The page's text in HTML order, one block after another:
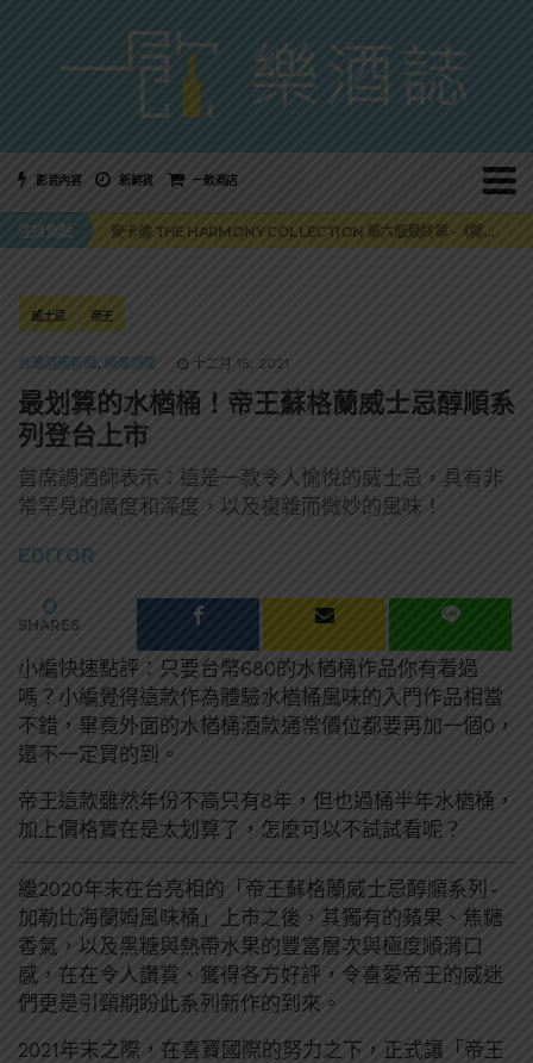
影音內容 新鮮貨 一飲商店
注目焦點
美國正式恢復蘇格蘭威士忌零關稅！烈酒產業再次迎來重磅利多
麥卡倫 THE HARMONY COLLECTION 第六版最終章 -《椰風煖韻》
角嗨尬炸物X爽快這一步，角瓶攜手頂呱呱 全新套餐限時登場
美國正式恢復蘇格蘭威士忌零關稅！烈酒產業再次迎來重磅利多
威士忌 帝王
台灣酒圈新聞 , 精選酒聞 十二月 15, 2021
最划算的水楢桶！帝王蘇格蘭威士忌醇順系
列登台上市
首席調酒師表示：這是一款令人愉悅的威士忌，具有非
常罕見的廣度和深度，以及複雜而微妙的風味！
EDITOR
0
SHARES
小編快速點評：只要台幣680的水楢桶作品你有看過
嗎？小編覺得這款作為體驗水楢桶風味的入門作品相當
不錯，畢竟外面的水楢桶酒款通常價位都要再加一個0，
還不一定買的到。
帝王這款雖然年份不高只有8年，但也過桶半年水楢桶，
加上價格實在是太划算了，怎麼可以不試試看呢？
繼2020年末在台亮相的「帝王蘇格蘭威士忌醇順系列-
加勒比海蘭姆風味桶」上市之後，其獨有的蘋果、焦糖
香氣，以及黑糖與熱帶水果的豐富層次與極度順滑口
感，在在令人讚賞、獲得各方好評，令喜愛帝王的威迷
們更是引頸期盼此系列新作的到來。
2021年末之際，在喜寶國際的努力之下，正式讓「帝王